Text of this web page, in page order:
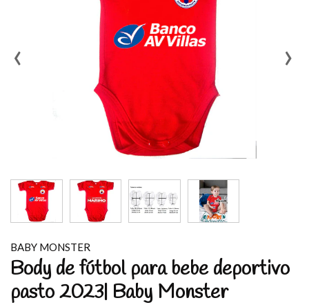
‹ ›
BABY MONSTER
Body de fútbol para bebe deportivo
pasto 2023| Baby Monster